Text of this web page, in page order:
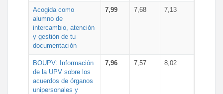
Acogida como
alumno de
intercambio, atención
y gestión de tu
documentación
7,99 7,68 7,13
BOUPV: Información
de la UPV sobre los
acuerdos de órganos
unipersonales y
7,96 7,57 8,02